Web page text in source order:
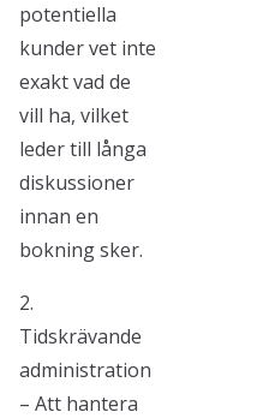
potentiella
kunder vet inte
exakt vad de
vill ha, vilket
leder till långa
diskussioner
innan en
bokning sker.
2.
Tidskrävande
administration
– Att hantera